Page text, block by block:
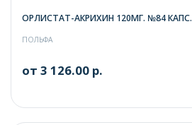
ОРЛИСТАТ-АКРИХИН 120МГ. №84 КАПС.
ПОЛЬФА
от 3 126.00 р.